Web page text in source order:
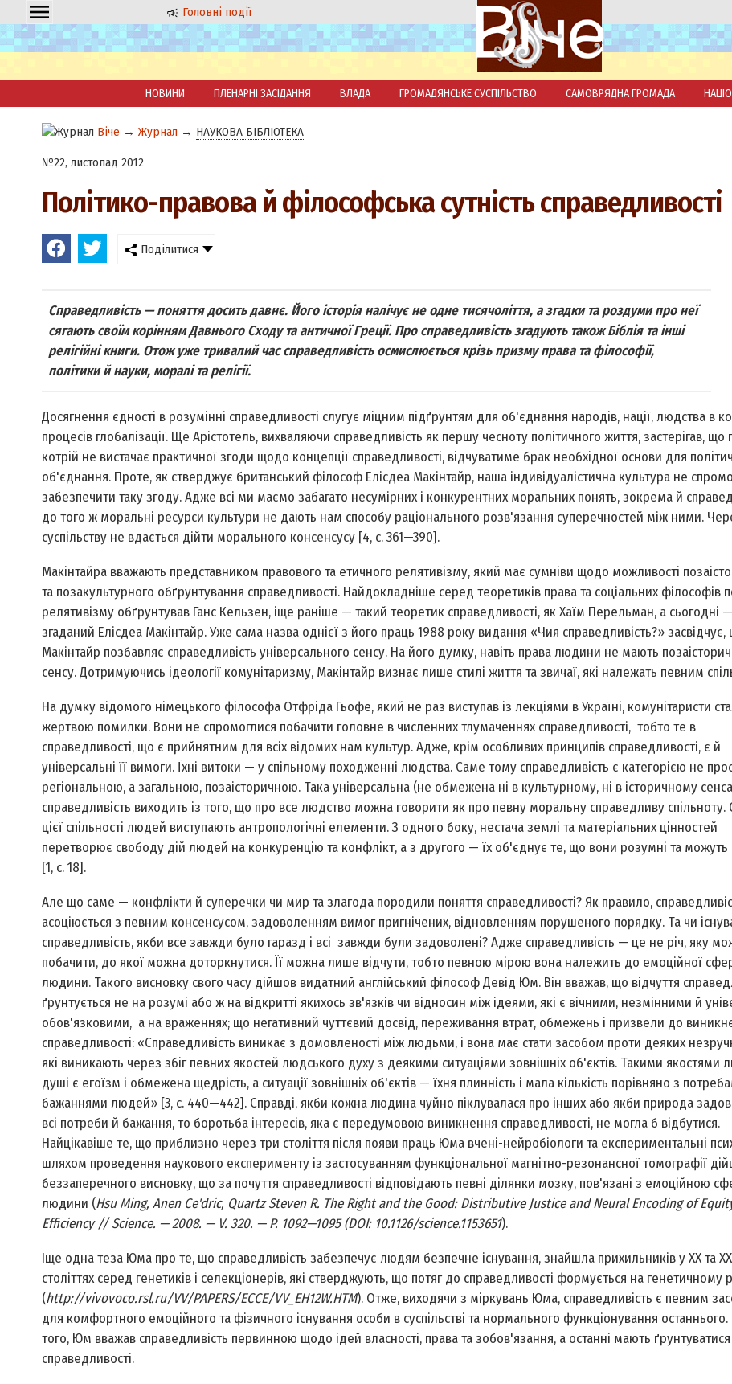
Головні події
НОВИНИ ПЛЕНАРНІ ЗАСІДАННЯ ВЛАДА ГРОМАДЯНСЬКЕ СУСПІЛЬСТВО САМОВРЯДНА ГРОМАДА
Віче → Журнал → НАУКОВА БІБЛІОТЕКА
№22, листопад 2012
Політико-правова й філософська сутність справедливості
Поділитися
Справедливість — поняття досить давнє. Його історія налічує не одне тисячоліття, а згадки та роздуми про неї
сягають своїм корінням Давнього Сходу та античної Греції. Про справедливість згадують також Біблія та інші
релігійні книги. Отож уже тривалий час справедливість осмислюється крізь призму права та філософії,
політики й науки, моралі та релігії.
Досягнення єдності в розумінні справедливості слугує міцним підґрунтям для об'єднання народів, нації, людства в
процесів глобалізації. Ще Арістотель, вихваляючи справедливість як першу чесноту політичного життя, застерігав, що
котрій не вистачає практичної згоди щодо концепції справедливості, відчуватиме брак необхідної основи для
об'єднання. Проте, як стверджує британський філософ Елісдеа Макінтайр, наша індивідуалістична культура не
забезпечити таку згоду. Адже всі ми маємо забагато несумірних і конкурентних моральних понять, зокрема й
до того ж моральні ресурси культури не дають нам способу раціонального розв'язання суперечностей між ними.
суспільству не вдається дійти морального консенсусу [4, c. 361—390].
Макінтайра вважають представником правового та етичного релятивізму, який має сумніви щодо можливості
та позакультурного обґрунтування справедливості. Найдокладніше серед теоретиків права та соціальних філософів
релятивізму обґрунтував Ганс Кельзен, іще раніше — такий теоретик справедливості, як Хаїм Перельман, а сьогодні
згаданий Елісдеа Макінтайр. Уже сама назва однієї з його праць 1988 року видання «Чия справедливість?» засвідчує,
Макінтайр позбавляє справедливість універсального сенсу. На його думку, навіть права людини не мають
сенсу. Дотримуючись ідеології комунітаризму, Макінтайр визнає лише стилі життя та звичаї, які належать певним
На думку відомого німецького філософа Отфріда Гьофе, який не раз виступав із лекціями в Україні, комунітаристи
жертвою помилки. Вони не спромоглися побачити головне в численних тлумаченнях справедливості, тобто те в
справедливості, що є прийнятним для всіх відомих нам культур. Адже, крім особливих принципів справедливості, є й
універсальні її вимоги. Їхні витоки — у спільному походженні людства. Саме тому справедливість є категорією не
регіональною, а загальною, позаісторичною. Така універсальна (не обмежена ні в культурному, ні в історичному
справедливість виходить із того, що про все людство можна говорити як про певну моральну справедливу
цієї спільності людей виступають антропологічні елементи. З одного боку, нестача землі та матеріальних цінностей
перетворює свободу дій людей на конкуренцію та конфлікт, а з другого — їх об'єднує те, що вони розумні та можуть
[1, c. 18].
Але що саме — конфлікти й суперечки чи мир та злагода породили поняття справедливості? Як правило,
асоціюється з певним консенсусом, задоволенням вимог пригнічених, відновленням порушеного порядку. Та чи
справедливість, якби все завжди було гаразд і всі завжди були задоволені? Адже справедливість — це не річ, яку
побачити, до якої можна доторкнутися. Її можна лише відчути, тобто певною мірою вона належить до емоційної
людини. Такого висновку свого часу дійшов видатний англійський філософ Девід Юм. Він вважав, що відчуття
ґрунтується не на розумі або ж на відкритті якихось зв'язків чи відносин між ідеями, які є вічними, незмінними й
обов'язковими, а на враженнях; що негативний чуттєвий досвід, переживання втрат, обмежень і призвели до
справедливості: «Справедливість виникає з домовленості між людьми, і вона має стати засобом проти деяких
які виникають через збіг певних якостей людського духу з деякими ситуаціями зовнішніх об'єктів. Такими якостями
душі є егоїзм і обмежена щедрість, а ситуації зовнішніх об'єктів — їхня плинність і мала кількість порівняно з
бажаннями людей» [3, c. 440—442]. Справді, якби кожна людина чуйно піклувалася про інших або якби природа
всі потреби й бажання, то боротьба інтересів, яка є передумовою виникнення справедливості, не могла б відбутися.
Найцікавіше те, що приблизно через три століття після появи праць Юма вчені-нейробіологи та експериментальні
шляхом проведення наукового експерименту із застосуванням функціональної магнітно-резонансної томографії
беззаперечного висновку, що за почуття справедливості відповідають певні ділянки мозку, пов'язані з емоційною
людини (Hsu Ming, Anen Ce'dric, Quartz Steven R. The Right and the Good: Distributive Justice and Neural Encoding of
Efficiency // Science. — 2008. — V. 320. — P. 1092—1095 (DOI: 10.1126/science.1153651).
Іще одна теза Юма про те, що справедливість забезпечує людям безпечне існування, знайшла прихильників у ХХ та
століттях серед генетиків і селекціонерів, які стверджують, що потяг до справедливості формується на генетичному
(http://vivovoco.rsl.ru/VV/PAPERS/ECCE/VV_EH12W.HTM). Отже, виходячи з міркувань Юма, справедливість є певним
для комфортного емоційного та фізичного існування особи в суспільстві та нормального функціонування останнього.
того, Юм вважав справедливість первинною щодо ідей власності, права та зобов'язання, а останні мають
справедливості.